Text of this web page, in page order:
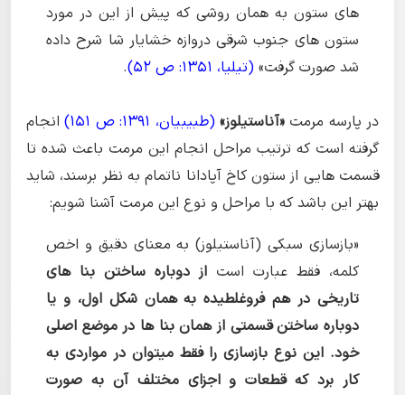
های ستون به همان روشی که پیش از این در مورد
ستون های جنوب شرقی دروازه خشایار شا شرح داده
شد صورت گرفت» (تیلیا، 1351: ص 52) .
در پارسه مرمت«آناستیلوز» (طبیبیان، 1391: ص 151)
انجام
گرفته است که ترتیب مراحل انجام این مرمت باعث شده تا
قسمت هایی از ستون کاخ آپادانا ناتمام به نظر برسند، شاید
بهتر این باشد که با مراحل و نوع این مرمت آشنا شویم:
«بازسازی سبکی (آناستیلوز) به معنای دقیق و اخص
کلمه، فقط عبارت است از دوباره ساختن بنا های
تاریخی در هم فروغلطیده به همان شکل اول، و یا
دوباره ساختن قسمتی از همان بنا ها در موضع اصلی
خود. این نوع بازسازی را فقط میتوان در مواردی به
کار برد که قطعات و اجزای مختلف آن به صورت